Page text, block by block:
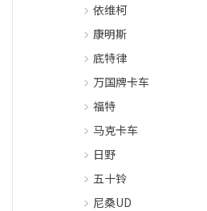
依维柯
康明斯
底特律
万国牌卡车
福特
马克卡车
日野
五十铃
尼桑UD